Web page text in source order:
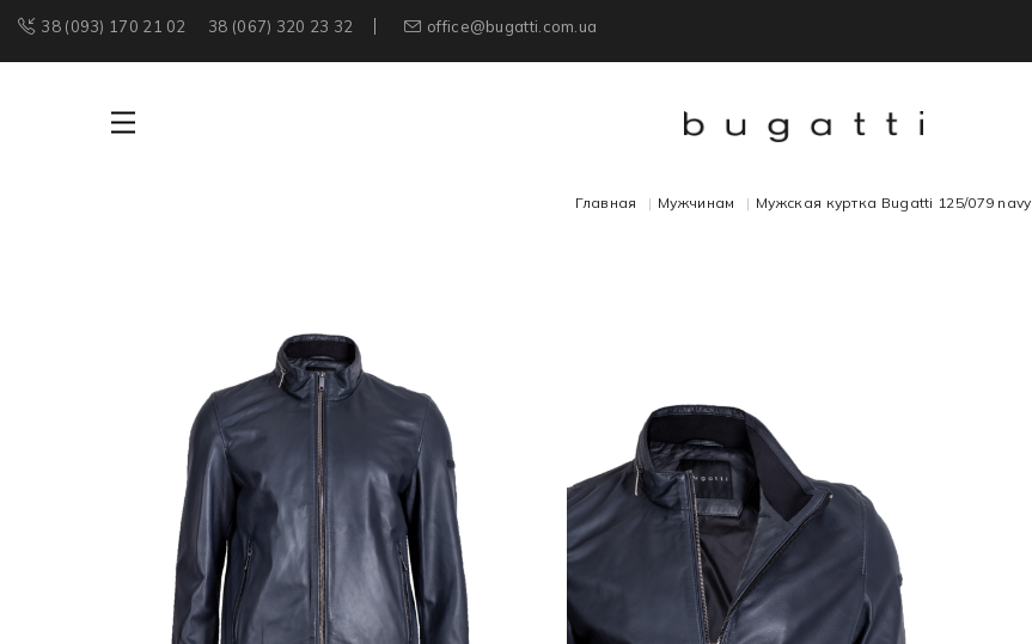
38 (093) 170 21 02 38 (067) 320 23 32 office@bugatti.com.ua
Главная Мужчинам Мужская куртка Bugatti 125/079 navy